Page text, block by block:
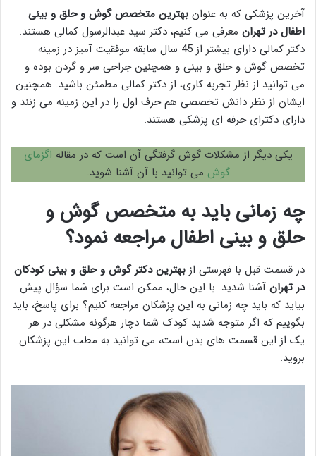
آخرین پزشکی که به عنوان بهترین متخصص گوش و حلق و بینی
اطفال در تهران معرفی می کنیم، دکتر سید عبدالرسول کمالی هستند.
دکتر کمالی دارای بیشتر از 45 سال سابقه موفقیت آمیز در زمینه
تخصص گوش و حلق و بینی و همچنین جراحی سر و گردن بوده و
می توانید از نظر تجربه کاری، از دکتر کمالی مطمئن باشید. همچنین
ایشان از نظر دانش تخصصی هم حرف اول را در این زمینه می زنند و
دارای دکترای حرفه ای پزشکی هستند.
یکی دیگر از مشکلات گوش گرفتگی آن است که در مقاله اگزمای
گوش می توانید با آن آشنا شوید.
چه زمانی باید به متخصص گوش و
حلق و بینی اطفال مراجعه نمود؟
در قسمت قبل با فهرستی از بهترین دکتر گوش و حلق و بینی کودکان
در تهران آشنا شدید. با این حال، ممکن است برای شما سؤال پیش
بیاید که باید چه زمانی به این پزشکان مراجعه کنیم؟ برای پاسخ، باید
بگوییم که اگر متوجه شدید کودک شما دچار هرگونه مشکلی در هر
یک از این قسمت های بدن است، می توانید به مطب این پزشکان
بروید.